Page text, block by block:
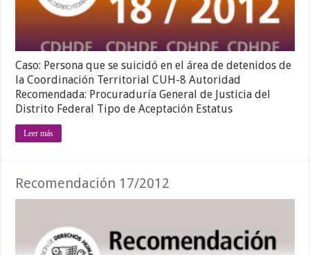
Caso: Persona que se suicidó en el área de detenidos de
la Coordinación Territorial CUH-8 Autoridad
Recomendada: Procuraduría General de Justicia del
Distrito Federal Tipo de Aceptación Estatus
Leer más
Recomendación 17/2012